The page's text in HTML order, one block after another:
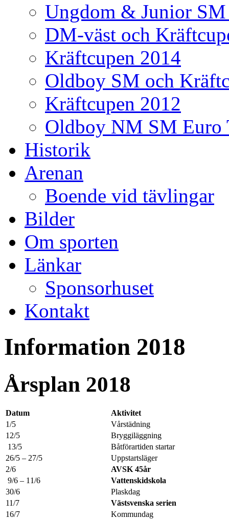
Ungdom & Junior
DM-väst och
Kräftcupen 2014
Oldboy SM och
Kräftcupen 2012
Oldboy NM SM Euro
Historik
Arenan
Boende vid tävlingar
Bilder
Om sporten
Länkar
Sponsorhuset
Kontakt
Information 2018
Årsplan 2018
Datum
Aktivitet
1/5
Vårstädning
12/5
Bryggiläggning
13/5
Båtförartiden startar
26/5 – 27/5
Uppstartsläger
2/6
AVSK 45år
9/6 – 11/6
Vattenskidskola
30/6
Plaskdag
11/7
Västsvenska serien
16/7
Kommundag